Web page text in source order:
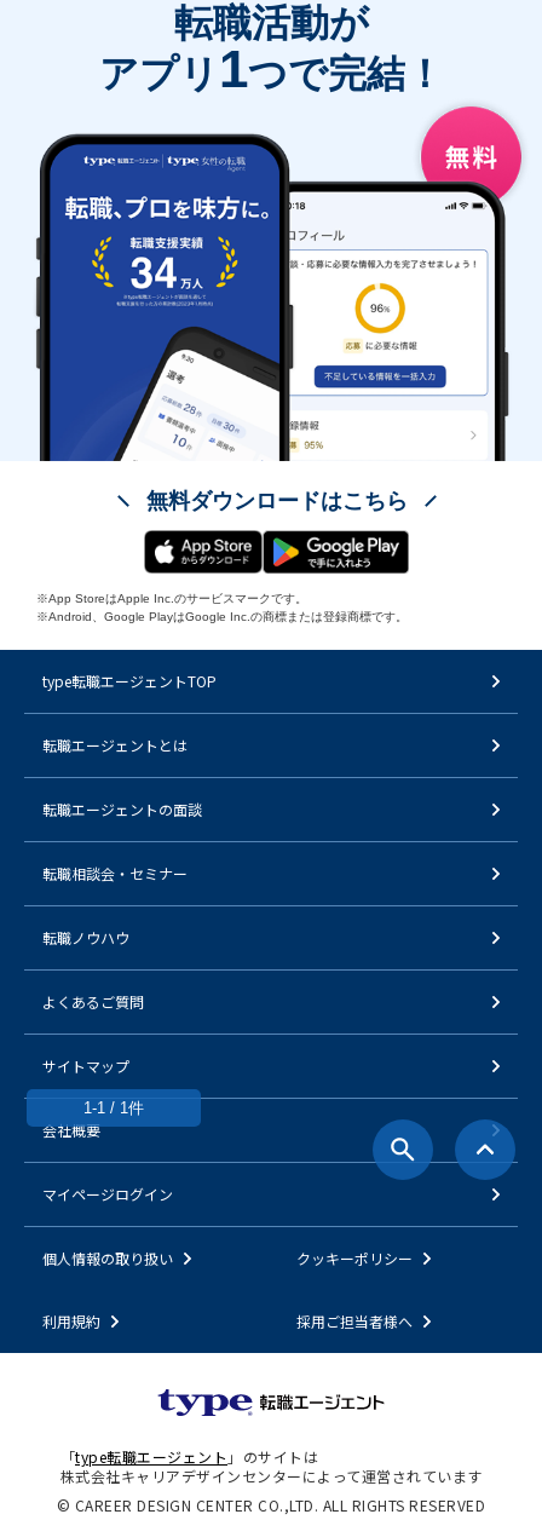
1-1 / 1件
転職活動が
アプリ 1つで完結！
無料ダウンロードはこちら
※App StoreはApple Inc.のサービスマークです。
※Android、Google PlayはGoogle Inc.の商標または登録商標です。
type転職エージェントTOP
転職エージェントとは
転職エージェントの面談
転職相談会・セミナー
転職ノウハウ
よくあるご質問
サイトマップ
会社概要
マイページログイン
個人情報の取り扱い クッキーポリシー
利用規約 採用ご担当者様へ
「type転職エージェント 」のサイトは
株式会社キャリアデザインセンターによって運営されています
© CAREER DESIGN CENTER CO.,LTD. ALL RIGHTS RESERVED